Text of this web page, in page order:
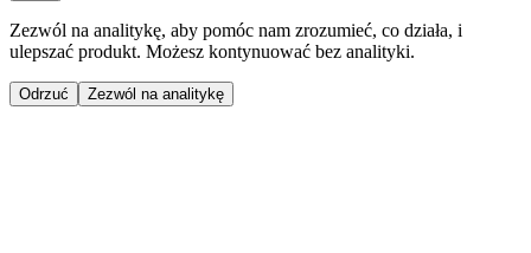
Zezwól na analitykę, aby pomóc nam zrozumieć, co działa, i
ulepszać produkt. Możesz kontynuować bez analityki.
Odrzuć Zezwól na analitykę